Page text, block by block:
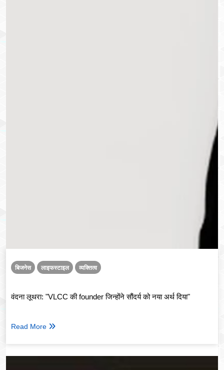
बिजनेस लाइफस्टाइल व्यक्तित्व
वंदना लूथरा: "VLCC की founder जिन्होंने सौंदर्य को नया अर्थ दिया"
Read More